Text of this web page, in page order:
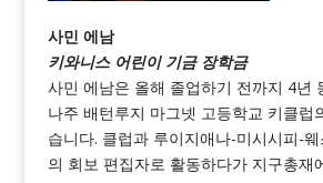
사민 에남
키와니스 어린이 기금 장학금
사민 에남은 올해 졸업하기 전까지 4년
나주 배턴루지 마그넷 고등학교 키클럽
습니다. 클럽과 루이지애나-미시시피-
의 회보 편집자로 활동하다가 지구총재